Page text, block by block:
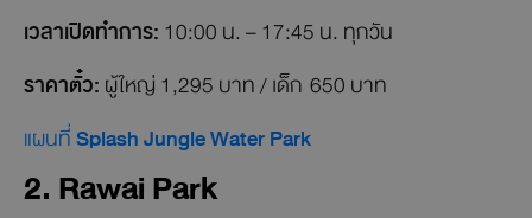
เวลาเปิดทำการ: 10:00 น. – 17:45 น. ทุกวัน
ราคาตั๋ว: ผู้ใหญ่ 1,295 บาท / เด็ก 650 บาท
แผนที่Splash Jungle Water Park
2. Rawai Park